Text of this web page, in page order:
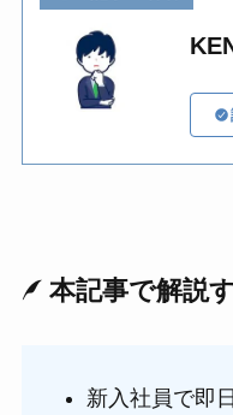
本記事で解説
新入社員で即